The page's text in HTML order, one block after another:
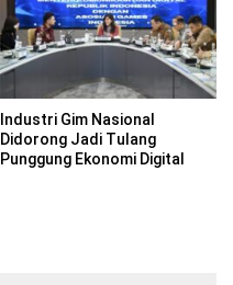
Industri Gim Nasional
Didorong Jadi Tulang
Punggung Ekonomi Digital